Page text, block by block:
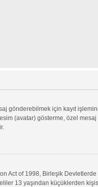
gönderebilmek için kayıt
(avatar) gösterme, özel
Act of 1998, Birleşik
13 yaşından küçüklerden